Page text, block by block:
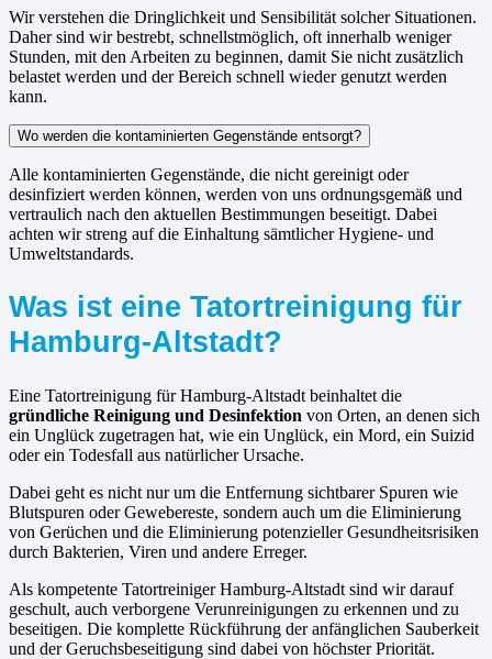
Wir verstehen die Dringlichkeit und Sensibilität solcher Situationen.
Daher sind wir bestrebt, schnellstmöglich, oft innerhalb weniger
Stunden, mit den Arbeiten zu beginnen, damit Sie nicht zusätzlich
belastet werden und der Bereich schnell wieder genutzt werden
kann.
Wo werden die kontaminierten Gegenstände entsorgt?
Alle kontaminierten Gegenstände, die nicht gereinigt oder
desinfiziert werden können, werden von uns ordnungsgemäß und
vertraulich nach den aktuellen Bestimmungen beseitigt. Dabei
achten wir streng auf die Einhaltung sämtlicher Hygiene- und
Umweltstandards.
Was ist eine Tatortreinigung für
Hamburg-Altstadt?
Eine Tatortreinigung für Hamburg-Altstadt beinhaltet die
gründliche Reinigung und Desinfektion von Orten, an denen sich
ein Unglück zugetragen hat, wie ein Unglück, ein Mord, ein Suizid
oder ein Todesfall aus natürlicher Ursache.
Dabei geht es nicht nur um die Entfernung sichtbarer Spuren wie
Blutspuren oder Gewebereste, sondern auch um die Eliminierung
von Gerüchen und die Eliminierung potenzieller Gesundheitsrisiken
durch Bakterien, Viren und andere Erreger.
Als kompetente Tatortreiniger Hamburg-Altstadt sind wir darauf
geschult, auch verborgene Verunreinigungen zu erkennen und zu
beseitigen. Die komplette Rückführung der anfänglichen Sauberkeit
und der Geruchsbeseitigung sind dabei von höchster Priorität.